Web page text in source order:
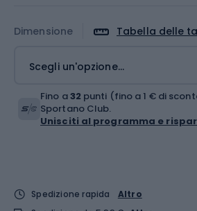
Dimensione Tabella delle
Scegli un'opzione...
Fino a32 punti (fino a 1 € di
Sportano Club.
Unisciti al programma e
Spedizione rapida
Altro